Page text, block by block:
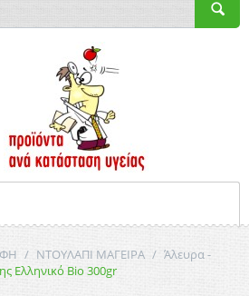
/ ΝΤΟΥΛΑΠΙ ΜΑΓΕΙΡΑ / Άλευρα -
Ελληνικό Bio 300gr